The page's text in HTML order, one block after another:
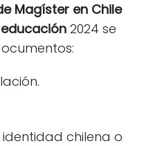
Magíster en Chile
2024 se
chilena o